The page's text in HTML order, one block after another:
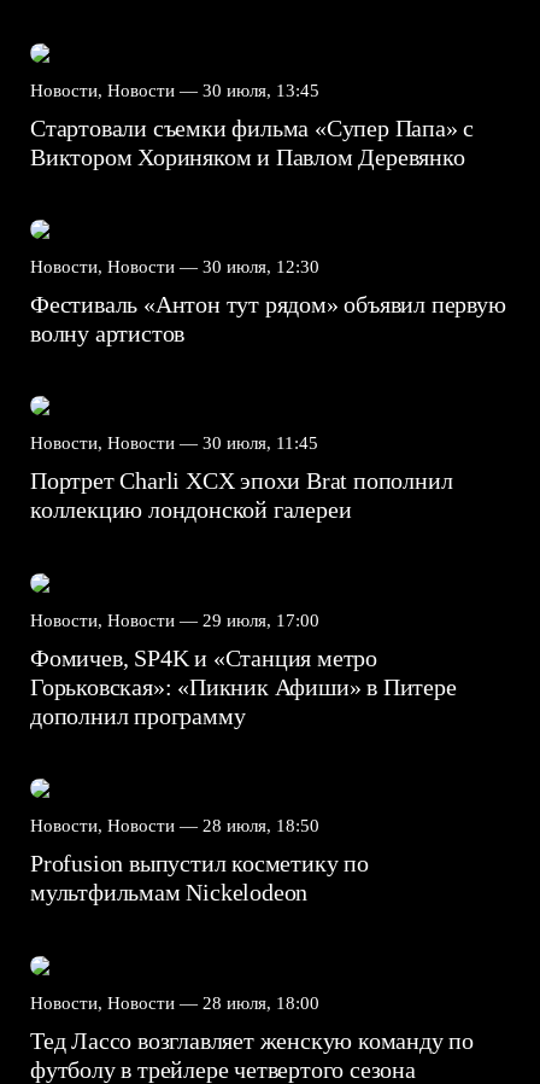
Новости, Новости — 30 июля, 13:45
Стартовали съемки фильма «Супер Папа» с
Виктором Хориняком и Павлом Деревянко
Новости, Новости — 30 июля, 12:30
Фестиваль «Антон тут рядом» объявил первую
волну артистов
Новости, Новости — 30 июля, 11:45
Портрет Charli XCX эпохи Brat пополнил
коллекцию лондонской галереи
Новости, Новости — 29 июля, 17:00
Фомичев, SP4K и «Станция метро
Горьковская»: «Пикник Афиши» в Питере
дополнил программу
Новости, Новости — 28 июля, 18:50
Profusion выпустил косметику по
мультфильмам Nickelodeon
Новости, Новости — 28 июля, 18:00
Тед Лассо возглавляет женскую команду по
футболу в трейлере четвертого сезона